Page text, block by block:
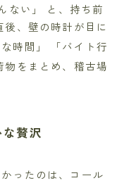
ない」
と、持ち前
、壁の時計が目に
時間」
「バイト行
物をまとめ、稽古場
贅沢
ったのは、コール